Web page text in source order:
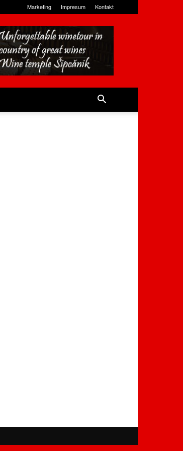
Marketing Impresum Kontakt